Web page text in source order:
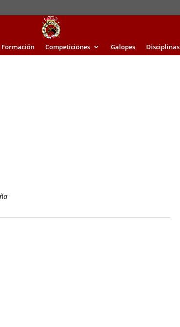
Formación Competiciones Galopes Disciplinas